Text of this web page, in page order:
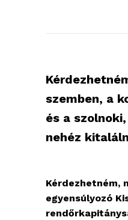
szemben, a
és a
nehéz
Kérdezhetném,
egyensúlyozó